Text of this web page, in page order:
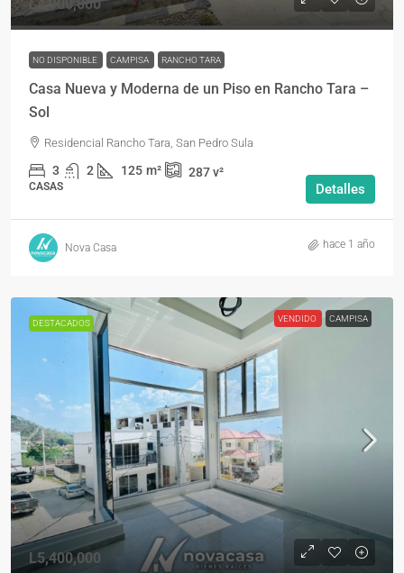
L4,900,000
NO DISPONIBLE CAMPISA RANCHO TARA
Casa Nueva y Moderna de un Piso en Rancho Tara –
Sol
Residencial Rancho Tara, San Pedro Sula
3 2 125 m² 287v²
CASAS Detalles
Nova Casa hace 1 año
DESTACADOS VENDIDO CAMPISA
L5,400,000